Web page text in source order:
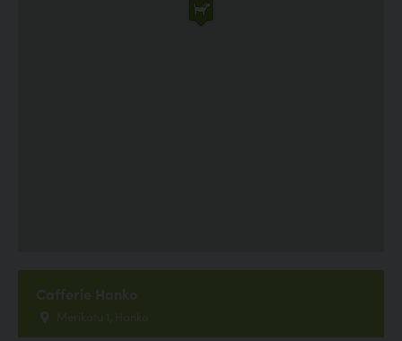
Cafferie Hanko
Merikatu 1, Hanko